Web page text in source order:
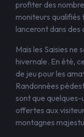
profiter des
moniteurs qualifiés
lanceront dans
Mais les Saisies ne
hivernale. En été,
de jeu pour les
Randonnées
sont que quelques-
offertes aux
montagnes